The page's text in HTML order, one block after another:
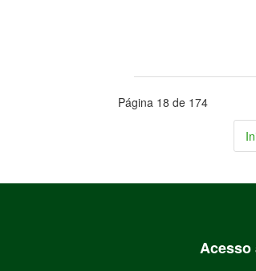
Página 18 de 174
Acesso